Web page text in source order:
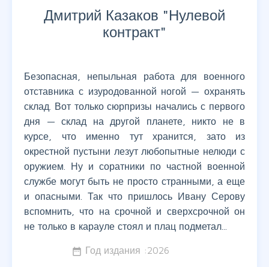
Дмитрий Казаков "Нулевой
контракт"
Безопасная, непыльная работа для военного
отставника с изуродованной ногой — охранять
склад. Вот только сюрпризы начались с первого
дня — склад на другой планете, никто не в
курсе, что именно тут хранится, зато из
окрестной пустыни лезут любопытные нелюди с
оружием. Ну и соратники по частной военной
службе могут быть не просто странными, а еще
и опасными. Так что пришлось Ивану Серову
вспомнить, что на срочной и сверхсрочной он
не только в карауле стоял и плац подметал...
date_range Год издания :2026